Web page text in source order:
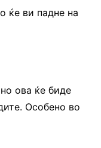
ќе ви падне на
ова ќе биде
Особено во